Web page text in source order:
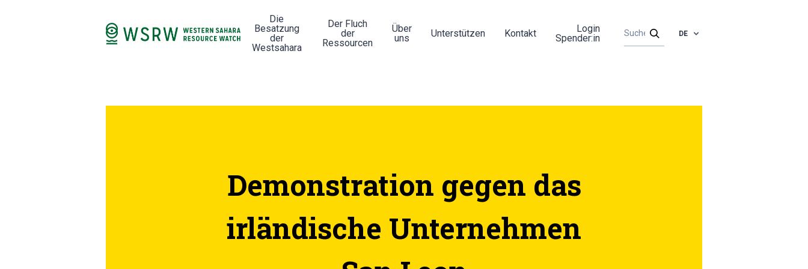
Die
Besatzung
der
Westsahara
Der Fluch
der
Ressourcen
Über
uns
Unterstützen Kontakt
Login
Spender:in
DE
Demonstration gegen das
irländische Unternehmen